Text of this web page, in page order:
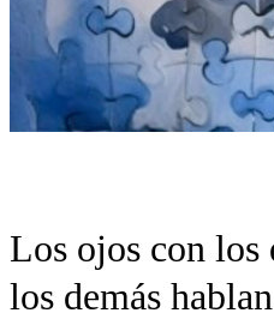
Los ojos con los
los demás